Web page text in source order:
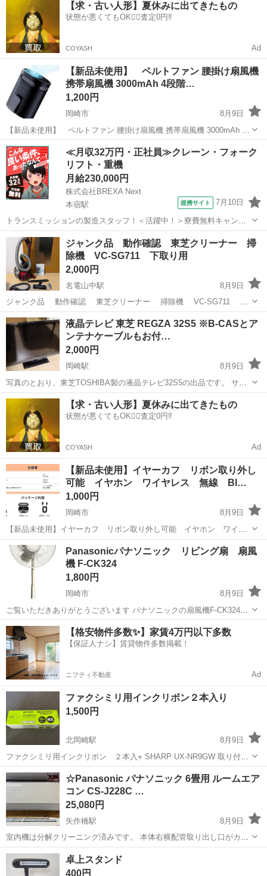
【求・古い人形】夏休みに出てきたもの
状態が悪くてもOK🙆‍♀️査定0円‼️
COYASH Ad
【新品未使用】 ベルトファン 腰掛け扇風機
携帯扇風機 3000mAh 4段階…
1,200円
岡崎市
8月9日
【新品未使用】 ベルトファン 腰掛け扇風機 携帯扇風機 3000mAh 4
段階風量調節 手渡し：場所は岡崎、幸田、蒲郡。 3000ほどの商品
【サイズ感】 サイズ（8*6.5*6.2cm）、小型、軽...
愛知 岡崎市 季節、空調家電
≪月収32万円・正社員≫クレーン・フォーク
リフト・重機
月給230,000円
株式会社BREXA Next
本宿駅
提携サイト 7月10日
トランスミッションの製造スタッフ！＜活躍中！＞寮費無料キャンペ
ーン実施中★稼げる2交替勤務！安定の日給月給制！昇給＆業績賞与あ
り！月収例31万円以上可！年間休日167日！《愛知県岡崎市》 人気の
工場のお仕事 ◇トランスミッ...
愛知 岡崎市 本宿駅 その他
ジャンク品 動作確認 東芝クリーナー 掃
除機 VC-SG711 下取り用
2,000円
名電山中駅
8月9日
ジャンク品 動作確認 東芝クリーナー 掃除機 VC-SG711 下
取り用 投稿前に動作確認は一応出来ましたが 2012年製で10年以上…
経っている為… イツどうなるかわかりませんので ジャンク品扱いでお
願いします...
愛知 岡崎市 名電山中駅 生活家電
液晶テレビ 東芝 REGZA 32S5 ※B-CASとア
ンテナケーブルもお付…
2,000円
岡崎駅
8月9日
写真のとおり、東芝TOSHIBA製の液晶テレビ32S5の出品です。 サイ
ズは32型で2013年製です。今年夏まで通常使用していましたが、引っ
越しにともない手離すことにしましたので出品いたします。 ミニB-
CASカードとアン...
愛知 岡崎市 岡崎駅 テレビ
【求・古い人形】夏休みに出てきたもの
状態が悪くてもOK🙆‍♀️査定0円‼️
COYASH Ad
【新品未使用】イヤーカフ リボン取り外し
可能 イヤホン ワイヤレス 無線 Bl…
1,000円
岡崎市
8月9日
【新品未使用】イヤーカフ リボン取り外し可能 イヤホン ワイヤ
レス 無線 Bluetooth 6.0 手渡し：場所は岡崎、幸田、蒲郡。 【耳を
塞がない・4g軽量】 「耳が痛くない」「メガネと併用できる」「ず
れ...
愛知 岡崎市 Bluetooth
Panasonicパナソニック リビング扇 扇風
機 F-CK324
1,800円
岡崎市
8月9日
ご覧いただきありがとうございます パナソニックの扇風機F-CK324で
す 年式は若干古く2014年製ですが 使用頻度も少なく大変キレイです
動作チェック、分解クリーニング済みですので 気持ち良くお使いいた
だけます ...
愛知 岡崎市 季節、空調家電 パナソニック
【格安物件多数✨】家賃4万円以下多数
【保証人ナシ】賃貸物件多数掲載！
ニフティ不動産 Ad
ファクシミリ用インクリボン２本入り
1,500円
北岡崎駅
8月9日
ファクシミリ用インクリボン ２本入⭐︎ SHARP UX-NR9GW 取り付け
かんたん！ギア付きタイプ♪ 手渡し場所は岡崎市真伝町のファミリー
マートです。
愛知 岡崎市 電話、ＦＡＸ
☆Panasonic パナソニック 6畳用 ルームエア
コン CS-J228C …
25,080円
矢作橋駅
8月9日
室内機は分解クリーニング済みです。 本体右横配管取り出し口がカッ
トされてます。 ナノイーXや左右ルーバーモーター搭載のモデルで
す。 当店にてお取り付けの場合のみ1年間の保証をお付けいたしま
す。 畳数の目安 お...
愛知 岡崎市 矢作橋駅
卓上スタンド
400円